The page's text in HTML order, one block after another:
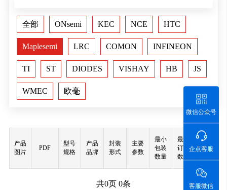
全部 ONsemi KEC NCE HTC
Maplesemi LRC COMON INFINEON
TI ST DIODES VISHAY HB JS
WMEC 欧毫
产品
图片
PDF
型号
规格
产品
品牌
封装
形式
主要
参数
最小
包装
数量
最小
订购
数量
购买
共0页 0条
微信公众号
企点客服
客服微信